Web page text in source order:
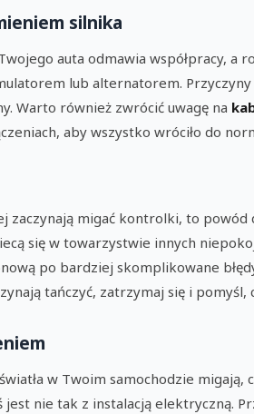
silnika
auta odmawia współpracy,
lub alternatorem.
Warto również zwrócić uwagę na
aby wszystko wróciło do
zaczynają migać kontrolki, to
się w towarzystwie innych
po bardziej skomplikowane
tańczyć, zatrzymaj się i pomyśl,
w Twoim samochodzie
jest nie tak z instalacją elektryczną.